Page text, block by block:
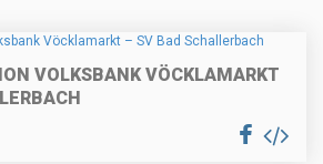
VOLKSBANK VÖCKLAMARKT